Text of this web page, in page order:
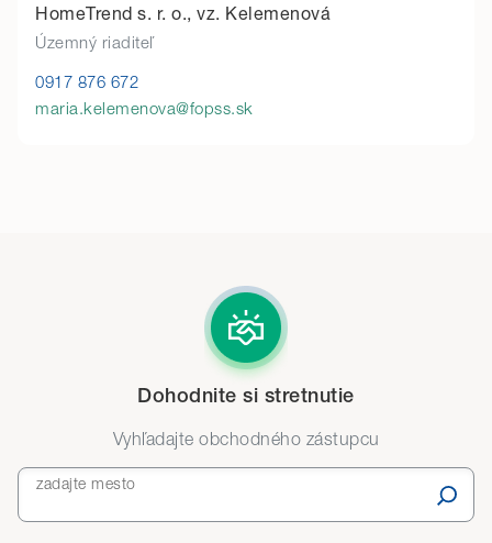
HomeTrend s. r. o., vz. Kelemenová
Územný riaditeľ
0917 876 672
maria.kelemenova@fopss.sk
Dohodnite si stretnutie
Vyhľadajte obchodného zástupcu
zadajte mesto